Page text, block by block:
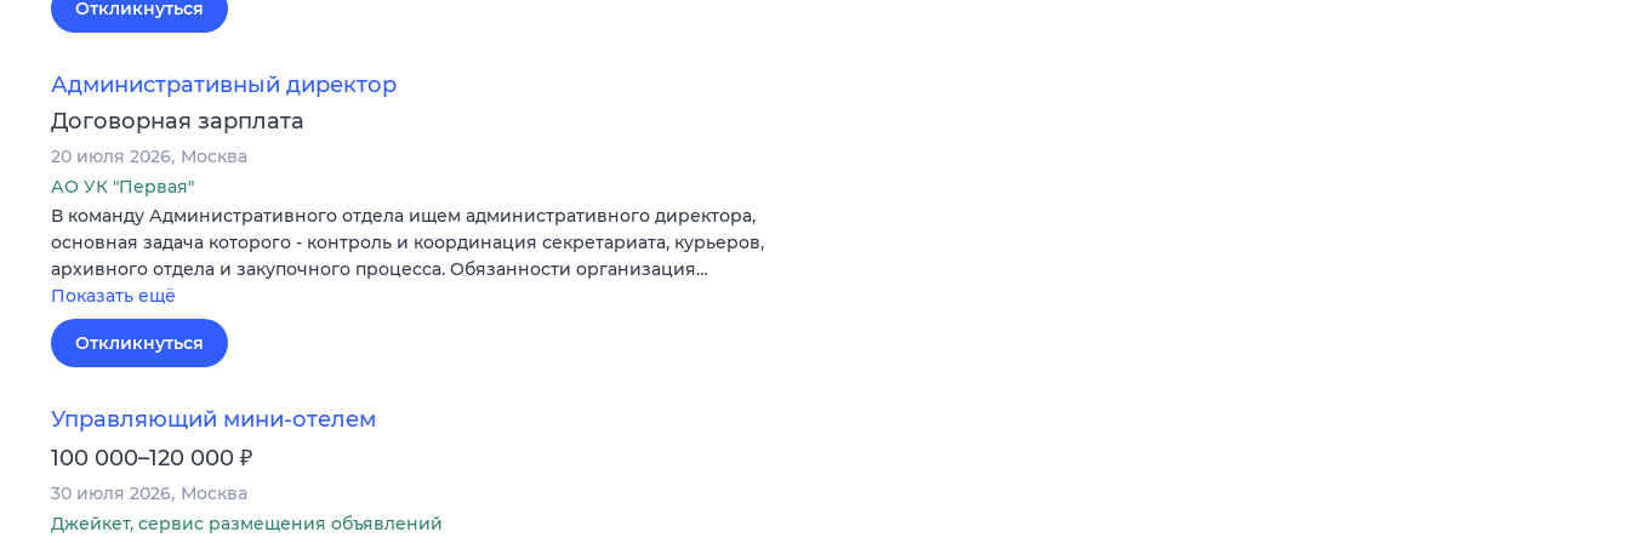
Откликнуться
Административный директор
Договорная зарплата
20 июля 2026 Москва
АО УК "Первая"
В команду Административного отдела ищем административного директора,
основная задача которого - контроль и координация секретариата, курьеров,
архивного отдела и закупочного процесса. Обязанности организация…
Показать ещё
Откликнуться
Управляющий мини-отелем
100 000–120 000 ₽
30 июля 2026 Москва
Джейкет, сервис размещения объявлений